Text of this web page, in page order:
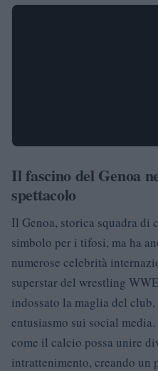
Il fascino del Genoa
spettacolo
Il Genoa, storica squadra di
simbolo per i tifosi, ma ha
numerose celebrità
superstar del wrestling
indossato la maglia del club,
entusiasmo sui social
come il calcio possa unire
intrattenimento, creando un